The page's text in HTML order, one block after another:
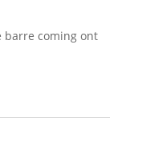
barre coming ont